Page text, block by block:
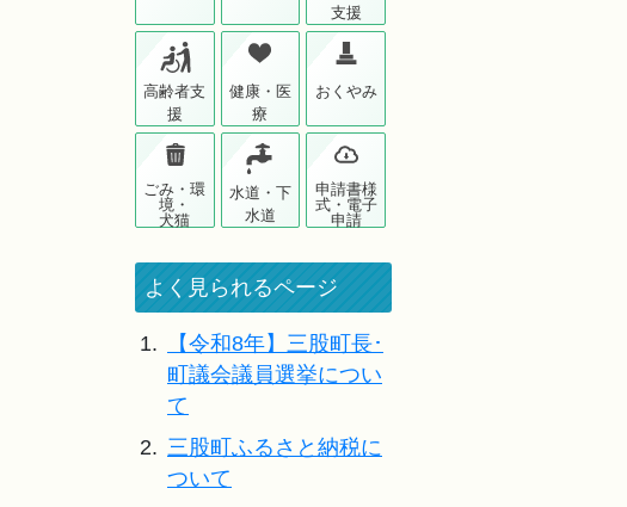
支援
高齢者支
援
健康・医
療
おくやみ
ごみ・環
境・
犬猫
水道・下
水道
申請書様
式・電子
申請
よく見られるページ
1.
【令和8年】三股町長･
町議会議員選挙につい
て
2. 三股町ふるさと納税に
ついて